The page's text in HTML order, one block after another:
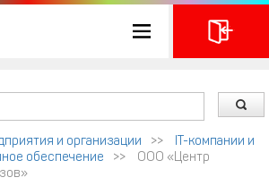
и организации >>
IT-компании и
обеспечение
>>
ООО «Центр